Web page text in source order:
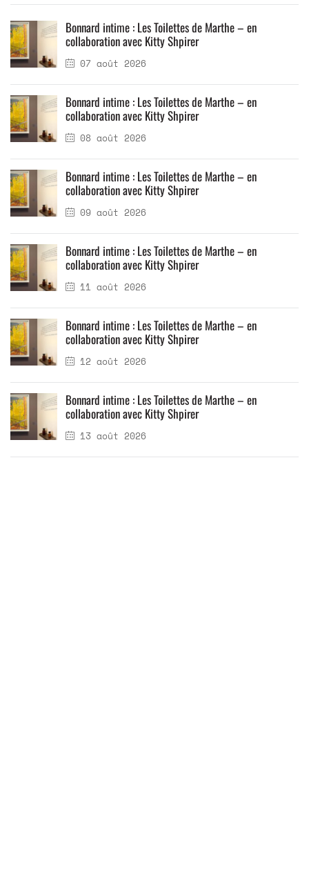
07 août 2026
Bonnard intime : Les Toilettes de Marthe – en
collaboration avec Kitty Shpirer
08 août 2026
Bonnard intime : Les Toilettes de Marthe – en
collaboration avec Kitty Shpirer
09 août 2026
Bonnard intime : Les Toilettes de Marthe – en
collaboration avec Kitty Shpirer
11 août 2026
Bonnard intime : Les Toilettes de Marthe – en
collaboration avec Kitty Shpirer
12 août 2026
Bonnard intime : Les Toilettes de Marthe – en
collaboration avec Kitty Shpirer
13 août 2026
Bonnard intime : Les Toilettes de Marthe – en
collaboration avec Kitty Shpirer